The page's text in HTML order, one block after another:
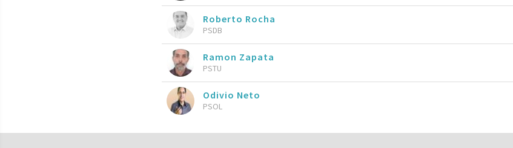
Roberto Rocha
PSDB
Ramon Zapata
PSTU
Odivio Neto
PSOL